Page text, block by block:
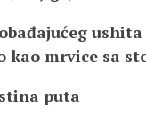
ushita
kao mrvice sa
puta